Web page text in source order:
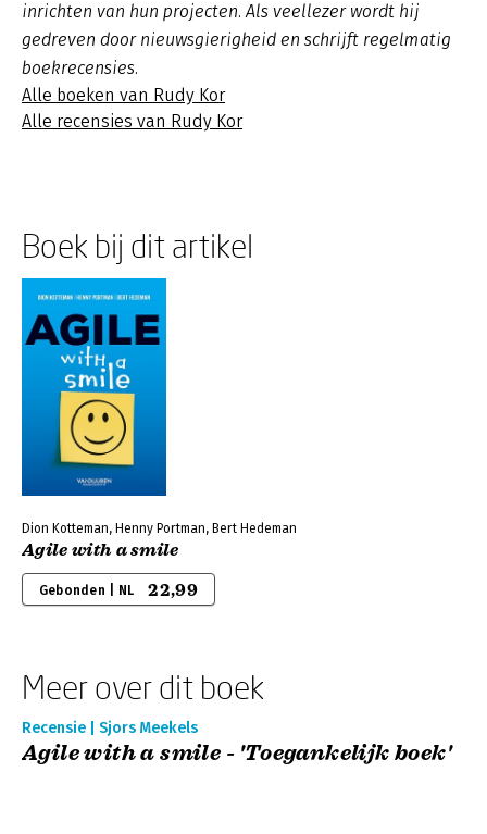
inrichten van hun projecten. Als veellezer wordt hij
gedreven door nieuwsgierigheid en schrijft regelmatig
boekrecensies.
Alle boeken van Rudy Kor
Alle recensies van Rudy Kor
Boek bij dit artikel
Dion Kotteman, Henny Portman, Bert Hedeman
Agile with a smile
Gebonden | NL 22,99
Meer over dit boek
Recensie | Sjors Meekels
Agile with a smile - 'Toegankelijk boek'